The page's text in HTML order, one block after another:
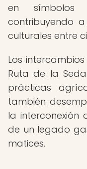
en
contribuyendo
culturales entre
Los
Ruta de la
prácticas
también
la interconexión
de un legado
matices.